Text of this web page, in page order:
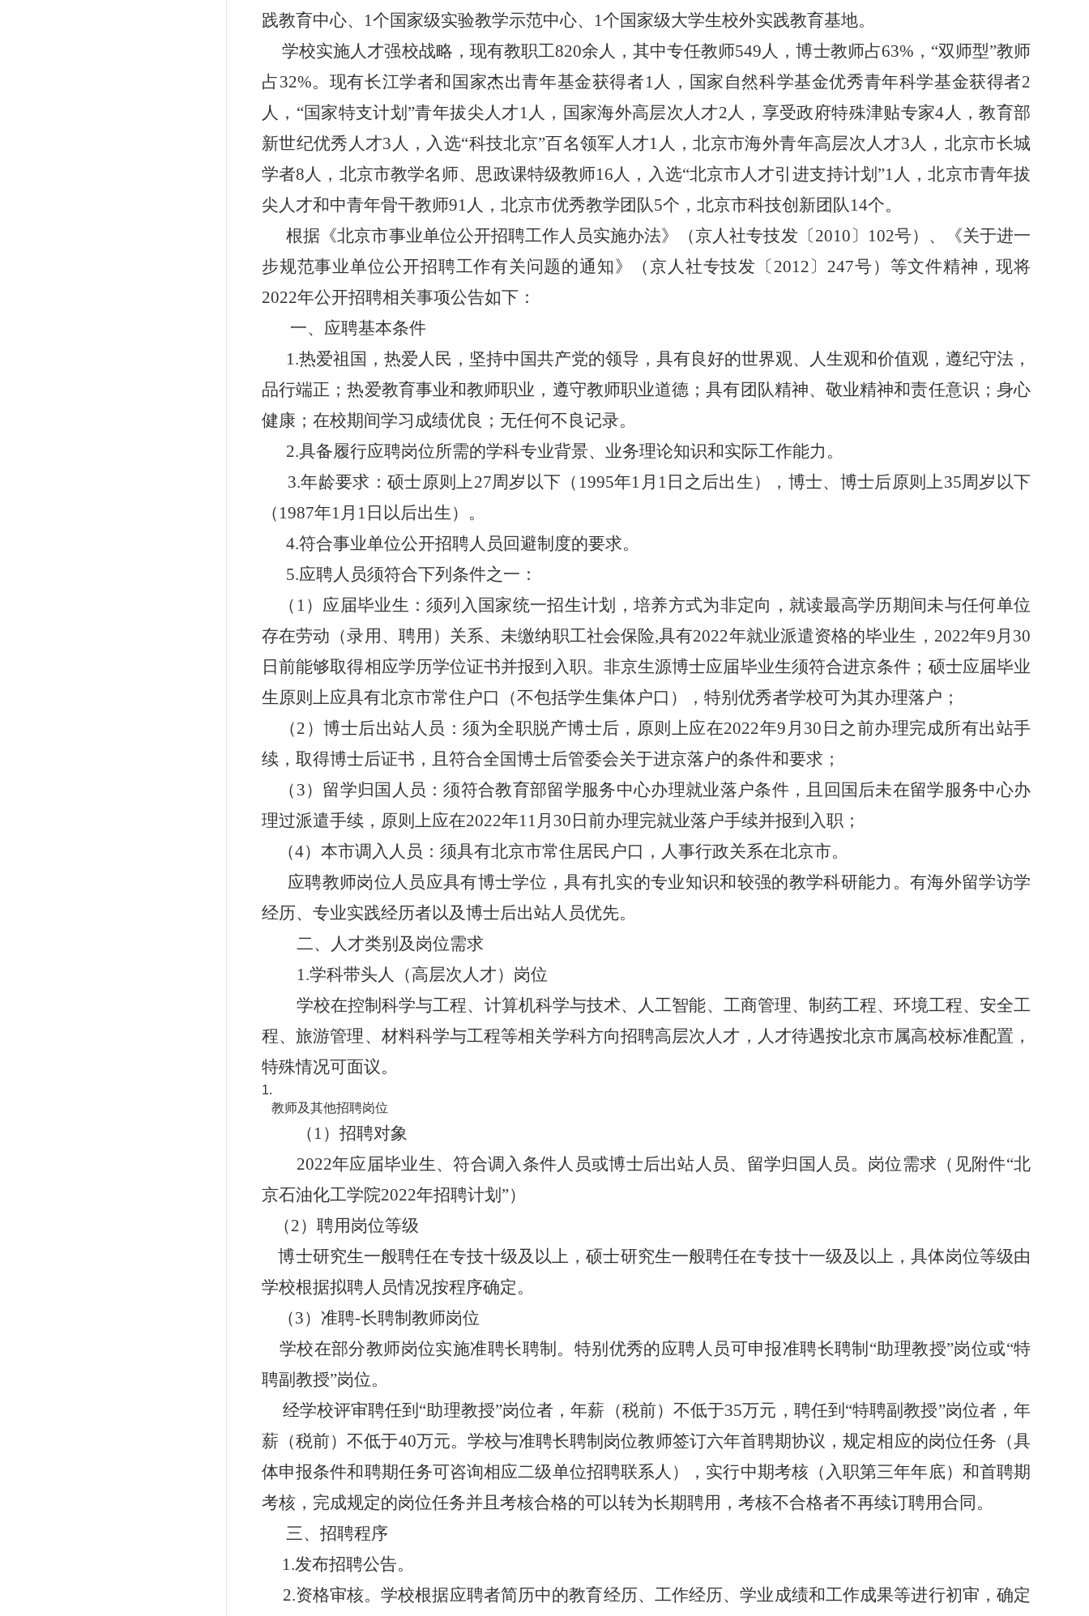
践教育中心、1个国家级实验教学示范中心、1个国家级大学生校外实践教育基地。
学校实施人才强校战略，现有教职工820余人，其中专任教师549人，博士教师占63%， “双师型”教师
占32%。现有长江学者和国家杰出青年基金获得者1人，国家自然科学基金优秀青年科学基金获得者2
人， “国家特支计划 ”青年拔尖人才1人，国家海外高层次人才2人，享受政府特殊津贴专家4人，教育部
新世纪优秀人才3人，入选“科技北京”百名领军人才1人，北京市海外青年高层次人才3人，北京市长城
学者8人，北京市教学名师、思政课特级教师16人，入选“北京市人才引进支持计划 ”1人，北京市青年拔
尖人才和中青年骨干教师91人，北京市优秀教学团队5个，北京市科技创新团队14个。
根据《北京市事业单位公开招聘工作人员实施办法》（京人社专技发〔2010〕102号）、《关于进一
步规范事业单位公开招聘工作有关问题的通知》（京人社专技发〔2012〕247号）等文件精神，现将
2022年公开招聘相关事项公告如下：
一、应聘基本条件
1.热爱祖国，热爱人民，坚持中国共产党的领导，具有良好的世界观、人生观和价值观，遵纪守法，
品行端正；热爱教育事业和教师职业，遵守教师职业道德；具有团队精神、敬业精神和责任意识；身心
健康；在校期间学习成绩优良；无任何不良记录。
2.具备履行应聘岗位所需的学科专业背景、业务理论知识和实际工作能力。
3.年龄要求：硕士原则上27周岁以下（1995年1月1日之后出生），博士、博士后原则上35周岁以下
（1987年1月1日以后出生）。
4.符合事业单位公开招聘人员回避制度的要求。
5.应聘人员须符合下列条件之一：
（1）应届毕业生：须列入国家统一招生计划，培养方式为非定向，就读最高学历期间未与任何单位
存在劳动（录用、聘用）关系、未缴纳职工社会保险,具有2022年就业派遣资格的毕业生，2022年9月30
日前能够取得相应学历学位证书并报到入职。非京生源博士应届毕业生须符合进京条件；硕士应届毕业
生原则上应具有北京市常住户口（不包括学生集体户口），特别优秀者学校可为其办理落户；
（2）博士后出站人员：须为全职脱产博士后，原则上应在2022年9月30日之前办理完成所有出站手
续，取得博士后证书，且符合全国博士后管委会关于进京落户的条件和要求；
（3）留学归国人员：须符合教育部留学服务中心办理就业落户条件，且回国后未在留学服务中心办
理过派遣手续，原则上应在2022年11月30日前办理完就业落户手续并报到入职；
（4）本市调入人员：须具有北京市常住居民户口，人事行政关系在北京市。
应聘教师岗位人员应具有博士学位，具有扎实的专业知识和较强的教学科研能力。有海外留学访学
经历、专业实践经历者以及博士后出站人员优先。
二、人才类别及岗位需求
1.学科带头人（高层次人才）岗位
学校在控制科学与工程、计算机科学与技术、人工智能、工商管理、制药工程、环境工程、安全工
程、旅游管理、材料科学与工程等相关学科方向招聘高层次人才，人才待遇按北京市属高校标准配置，
特殊情况可面议。
教师及其他招聘岗位
（1） 招聘对象
2022年应届毕业生、符合调入条件人员或博士后出站人员、留学归国人员。岗位需求（见附件“北
京石油化工学院2022年招聘计划 ”）
（2）聘用岗位等级
博士研究生一般聘任在专技十级及以上，硕士研究生一般聘任在专技十一级及以上，具体岗位等级由
学校根据拟聘人员情况按程序确定。
（3）准聘-长聘制教师岗位
学校在部分教师岗位实施准聘长聘制。特别优秀的应聘人员可申报准聘长聘制 “助理教授”岗位或“特
聘副教授”岗位。
经学校评审聘任到 “助理教授”岗位者，年薪（税前）不低于35万元，聘任到 “特聘副教授”岗位者，年
薪（税前）不低于40万元。学校与准聘长聘制岗位教师签订六年首聘期协议，规定相应的岗位任务（具
体申报条件和聘期任务可咨询相应二级单位招聘联系人），实行中期考核（入职第三年年底）和首聘期
考核，完成规定的岗位任务并且考核合格的可以转为长期聘用，考核不合格者不再续订聘用合同。
三、招聘程序
1.发布招聘公告。
2.资格审核。学校根据应聘者简历中的教育经历、工作经历、学业成绩和工作成果等进行初审，确定